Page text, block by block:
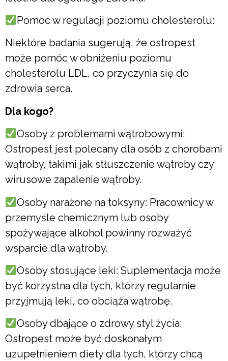
Pomoc w regulacji poziomu cholesterolu:
Niektóre badania sugerują, że ostropest
może pomóc w obniżeniu poziomu
cholesterolu LDL, co przyczynia się do
zdrowia serca.
Dla kogo?
Osoby z problemami wątrobowymi:
Ostropest jest polecany dla osób z chorobami
wątroby, takimi jak stłuszczenie wątroby czy
wirusowe zapalenie wątroby.
Osoby narażone na toksyny: Pracownicy w
przemyśle chemicznym lub osoby
spożywające alkohol powinny rozważyć
wsparcie dla wątroby.
Osoby stosujące leki: Suplementacja może
być korzystna dla tych, którzy regularnie
przyjmują leki, co obciąża wątrobę.
Osoby dbające o zdrowy styl życia:
Ostropest może być doskonałym
uzupełnieniem diety dla tych, którzy chcą